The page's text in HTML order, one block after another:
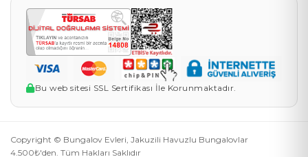
Bu web sitesi SSL Sertifikası İle Korunmaktadır.
Copyright © Bungalov Evleri, Jakuzili Havuzlu Bungalovlar
4.500₺'den. Tüm Hakları Saklıdır